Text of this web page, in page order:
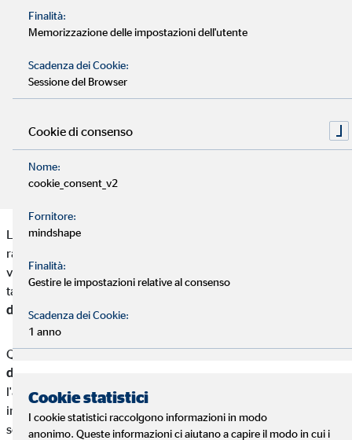
spese legali derivanti da eventuali controversie.
ottenere un mutuo per l'immobile donato con maggiore
La donazione di un immobile è un gesto di generosità che può
rafforzare i legami familiari, ma presenta alcuni rischi che non
vanno sottovalutati. Una soluzione efficace per ridurre e gestire
tali rischi è stipulare un'
dell'immobile
Questa polizza
dell'acquirente e della banca che concede il mutuo
l'acquisto dell'immobile. Si tratta di uno strumento
indispensabile per garantire la sicurezza della transazione,
soprattutto nel caso di beni di provenienza donativa. La
Finalità:
Memorizzazione delle impostazioni dell'utente
Scadenza dei Cookie:
Sessione del Browser
Cookie di consenso
Nome:
cookie_consent_v2
Fornitore:
mindshape
Finalità:
Gestire le impostazioni relative al consenso
Scadenza dei Cookie:
1 anno
Cookie statistici
I cookie statistici raccolgono informazioni in modo
anonimo. Queste informazioni ci aiutano a capire il modo in cui i